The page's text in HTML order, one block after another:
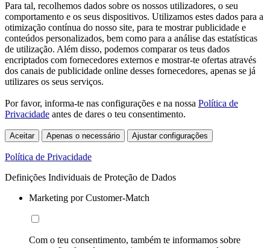
Para tal, recolhemos dados sobre os nossos utilizadores, o seu
comportamento e os seus dispositivos. Utilizamos estes dados para a
otimização contínua do nosso site, para te mostrar publicidade e
conteúdos personalizados, bem como para a análise das estatísticas
de utilização. Além disso, podemos comparar os teus dados
encriptados com fornecedores externos e mostrar-te ofertas através
dos canais de publicidade online desses fornecedores, apenas se já
utilizares os seus serviços.
Por favor, informa-te nas configurações e na nossa Política de
Privacidade antes de dares o teu consentimento.
Aceitar Apenas o necessário Ajustar configurações
Política de Privacidade
Definições Individuais de Proteção de Dados
Marketing por Customer-Match
Com o teu consentimento, também te informamos sobre